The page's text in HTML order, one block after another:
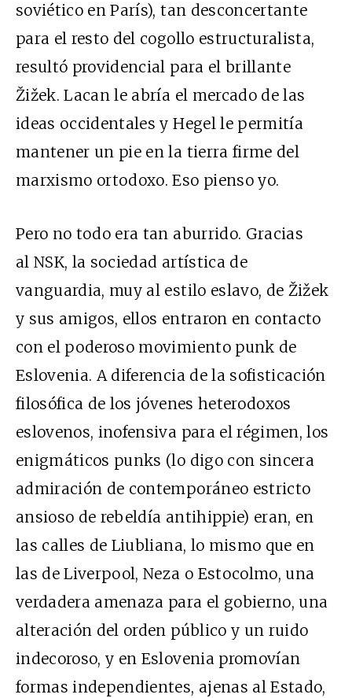
soviético en París), tan desconcertante
para el resto del cogollo estructuralista,
resultó providencial para el brillante
Žižek. Lacan le abría el mercado de las
ideas occidentales y Hegel le permitía
mantener un pie en la tierra firme del
marxismo ortodoxo. Eso pienso yo.
Pero no todo era tan aburrido. Gracias
al NSK, la sociedad artística de
vanguardia, muy al estilo eslavo, de Žižek
y sus amigos, ellos entraron en contacto
con el poderoso movimiento punk de
Eslovenia. A diferencia de la sofisticación
filosófica de los jóvenes heterodoxos
eslovenos, inofensiva para el régimen, los
enigmáticos punks (lo digo con sincera
admiración de contemporáneo estricto
ansioso de rebeldía antihippie) eran, en
las calles de Liubliana, lo mismo que en
las de Liverpool, Neza o Estocolmo, una
verdadera amenaza para el gobierno, una
alteración del orden público y un ruido
indecoroso, y en Eslovenia promovían
formas independientes, ajenas al Estado,